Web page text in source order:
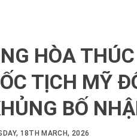
HÒA
TỊCH MỸ
BỐ
18TH MARCH, 2026